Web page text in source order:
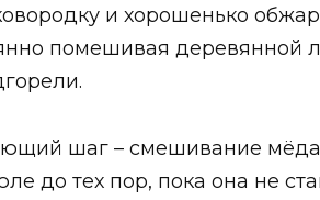
и хорошенько
помешивая деревянной
шаг – смешивание мёда
до тех пор, пока она не